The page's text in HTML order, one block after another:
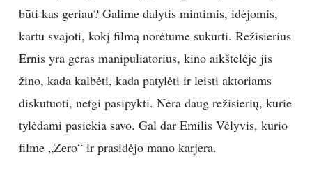
būti kas geriau? Galime dalytis mintimis, idėjomis,
kartu svajoti, kokį filmą norėtume sukurti. Režisierius
Ernis yra geras manipuliatorius, kino aikštelėje jis
žino, kada kalbėti, kada patylėti ir leisti aktoriams
diskutuoti, netgi pasipykti. Nėra daug režisierių, kurie
tylėdami pasiekia savo. Gal dar Emilis Vėlyvis, kurio
filme „Zero“ ir prasidėjo mano karjera.